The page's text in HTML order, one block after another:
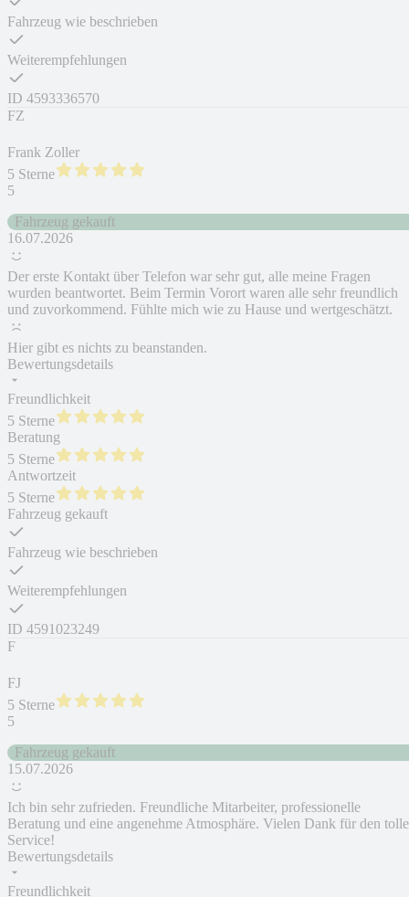
Fahrzeug wie beschrieben
Weiterempfehlungen
ID 4593336570
FZ
Frank Zoller
5 Sterne
5
Fahrzeug gekauft
16.07.2026
Der erste Kontakt über Telefon war sehr gut, alle meine Fragen
wurden beantwortet. Beim Termin Vorort waren alle sehr freundlich
und zuvorkommend. Fühlte mich wie zu Hause und wertgeschätzt.
Hier gibt es nichts zu beanstanden.
Bewertungsdetails
Freundlichkeit
5 Sterne
Beratung
5 Sterne
Antwortzeit
5 Sterne
Fahrzeug gekauft
Fahrzeug wie beschrieben
Weiterempfehlungen
ID 4591023249
F
FJ
5 Sterne
5
Fahrzeug gekauft
15.07.2026
Ich bin sehr zufrieden. Freundliche Mitarbeiter, professionelle
Beratung und eine angenehme Atmosphäre. Vielen Dank für den
Service!
Bewertungsdetails
Freundlichkeit